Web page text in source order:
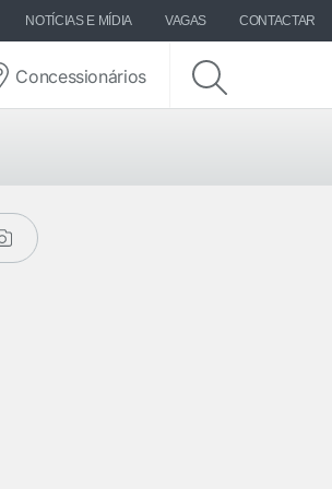
NOTÍCIAS E MÍDIA VAGAS CONTACTAR
Concessionários